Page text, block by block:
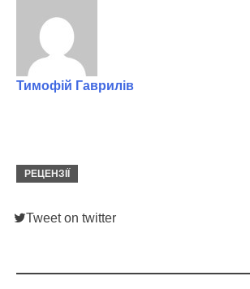
Тимофій Гаврилів
РЕЦЕНЗІЇ
Tweet on twitter